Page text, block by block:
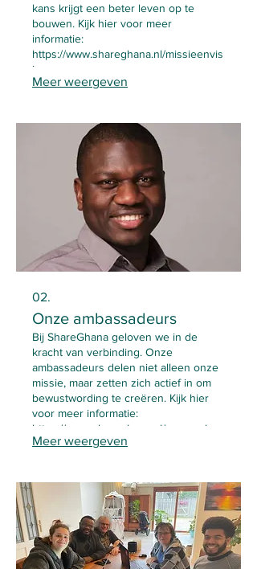
kans krijgt een beter leven op te
bouwen. Kijk hier voor meer
informatie:
https://www.shareghana.nl/missieenvis
ie
Meer weergeven
02.
Onze ambassadeurs
Bij ShareGhana geloven we in de
kracht van verbinding. Onze
ambassadeurs delen niet alleen onze
missie, maar zetten zich actief in om
bewustwording te creëren. Kijk hier
voor meer informatie:
https://www.shareghana.nl/onzeambas
sadeurs
Meer weergeven